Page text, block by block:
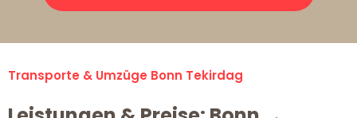
Transporte & Umzüge Bonn Tekirdag